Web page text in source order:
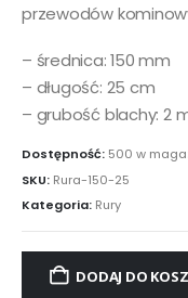
przewodów
– średnica: 150 mm
– długość: 25 cm
– grubość blachy: 2
Dostępność: 500 w
SKU: Rura-150-25
Kategoria: Rury
DODAJ DO